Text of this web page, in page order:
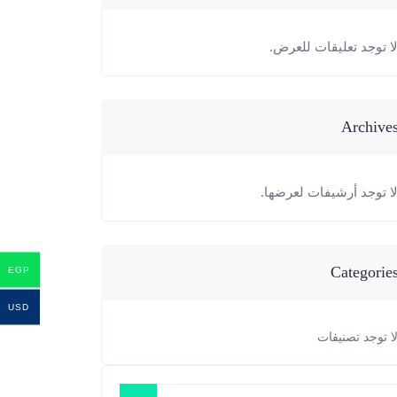
لا توجد تعليقات للعرض.
لا توجد أرشيفات لعرضها.
لا توجد تصنيفات
EGP
USD